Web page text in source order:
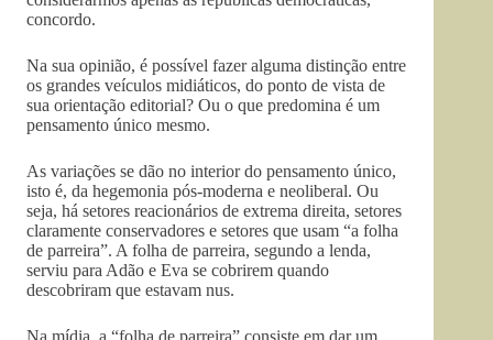
concordo.
Na sua opinião, é possível fazer alguma distinção entre
os grandes veículos midiáticos, do ponto de vista de
sua orientação editorial? Ou o que predomina é um
pensamento único mesmo.
As variações se dão no interior do pensamento único,
isto é, da hegemonia pós-moderna e neoliberal. Ou
seja, há setores reacionários de extrema direita, setores
claramente conservadores e setores que usam “a folha
de parreira”. A folha de parreira, segundo a lenda,
serviu para Adão e Eva se cobrirem quando
descobriram que estavam nus.
Na mídia, a “folha de parreira” consiste em dar um